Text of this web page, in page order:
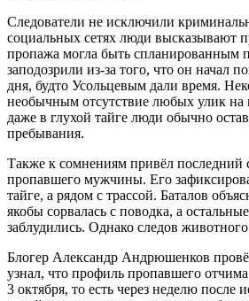
Следователи не исключили
социальных сетях люди высказывают
пропажа могла быть спланированным
заподозрили из-за того, что он начал
дня, будто Усольцевым дали время.
необычным отсутствие любых улик на
даже в глухой тайге люди обычно
пребывания.
Также к сомнениям привёл последний
пропавшего мужчины. Его
тайге, а рядом с трассой. Баталов
якобы сорвалась с поводка, а
заблудились. Однако следов
Блогер Александр Андрюшенков
узнал, что профиль пропавшего
3 октября, то есть через неделю после